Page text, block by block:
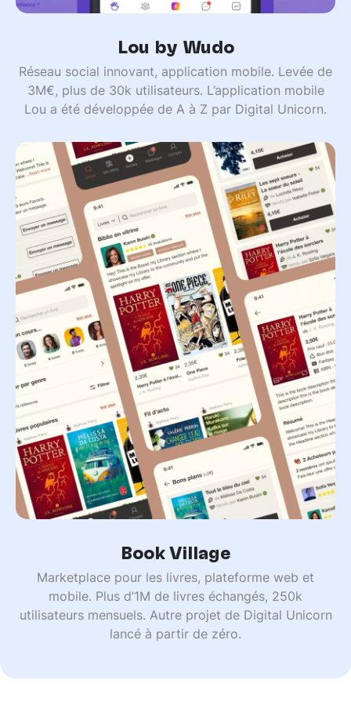
Lou by Wudo
Réseau social innovant, application mobile. Levée de
3M€, plus de 30k utilisateurs. L’application mobile
Lou a été développée de A à Z par Digital Unicorn.
Book Village
Marketplace pour les livres, plateforme web et
mobile. Plus d’1M de livres échangés, 250k
utilisateurs mensuels. Autre projet de Digital Unicorn
lancé à partir de zéro.